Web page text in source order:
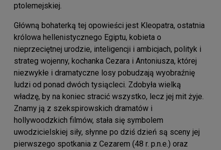
ptolemejskiej.
Główną bohaterką tej opowieści jest Kleopatra, ostatnia
królowa hellenistycznego Egiptu, kobieta o
nieprzeciętnej urodzie, inteligencji i ambicjach, polityk i
strateg wojenny, kochanka Cezara i Antoniusza, której
niezwykłe i dramatyczne losy pobudzają wyobraźnię
ludzi od ponad dwóch tysiącleci. Zdobyła wielką
władzę, by na koniec stracić wszystko, lecz jej mit żyje.
Znamy ją z szekspirowskich dramatów i
hollywoodzkich filmów, stała się symbolem
uwodzicielskiej siły, słynne po dziś dzień są sceny jej
pierwszego spotkania z Cezarem (48 r. p.n.e.) oraz